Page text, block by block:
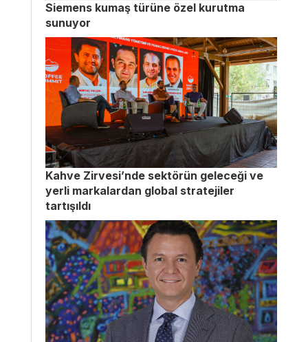
Siemens kumaş türüne özel kurutma
sunuyor
Kahve Zirvesi’nde sektörün geleceği ve
yerli markalardan global stratejiler
tartışıldı